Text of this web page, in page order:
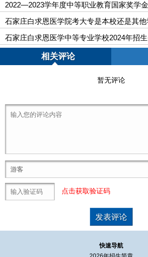
2022—2023学年度中等职业教育国家奖学
石家庄白求恩医学院考大专是本校还是其他
石家庄白求恩医学中等专业学校2024年招
相关评论
暂无评论
点击获取验证码
快速导航